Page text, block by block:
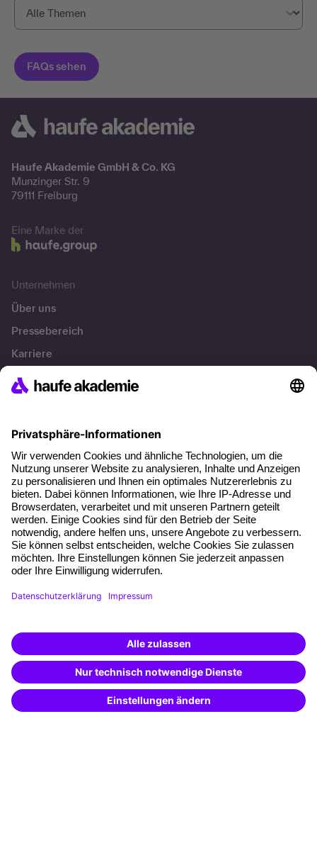
Haufe Akademie GmbH & Co. KG
Munzinger Str. 9
79111 Freiburg
Eine Marke der
Unternehmen
Über uns
Pressebereich
Karriere
Referenzen
Über unser Angebot
Planungssicherheit
Freie Seminarplätze
Qualitätsstandards
Planung und Locations
Fördermöglichkeiten
Weiterbildungs-App
Besondere Angebote
Potenzialanalyse
Transfercoaching
Weiterbildung finden -
mit KI-Power!
Beschreibe was du suchst und erhalte
passende Weiterbildungen vomKI-Berater
– schnell und treffsicher.